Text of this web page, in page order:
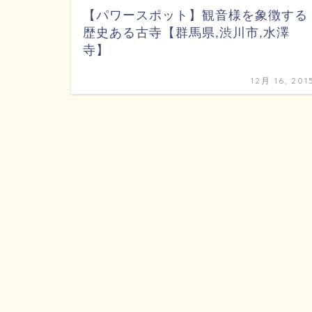
【パワースポット】観音様を象徴する
歴史ある古寺【群馬県,渋川市,水澤
寺】
12月 16,